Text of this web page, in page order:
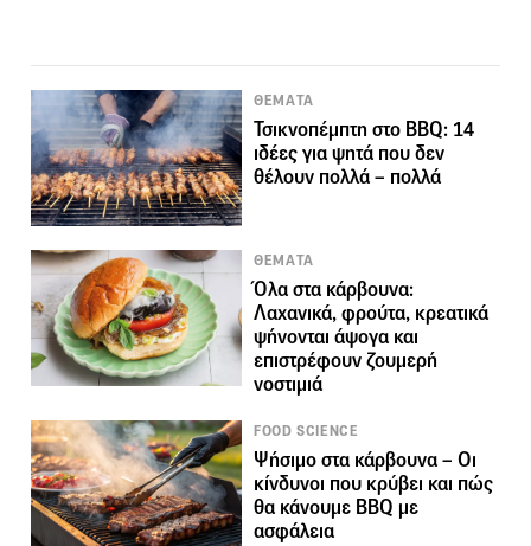
ΘΕΜΑΤΑ
Τσικνοπέμπτη στο BBQ: 14
ιδέες για ψητά που δεν
θέλουν πολλά – πολλά
ΘΕΜΑΤΑ
Όλα στα κάρβουνα:
Λαχανικά, φρούτα, κρεατικά
ψήνονται άψογα και
επιστρέφουν ζουμερή
νοστιμιά
FOOD SCIENCE
Ψήσιμο στα κάρβουνα – Οι
κίνδυνοι που κρύβει και πώς
θα κάνουμε BBQ με
ασφάλεια